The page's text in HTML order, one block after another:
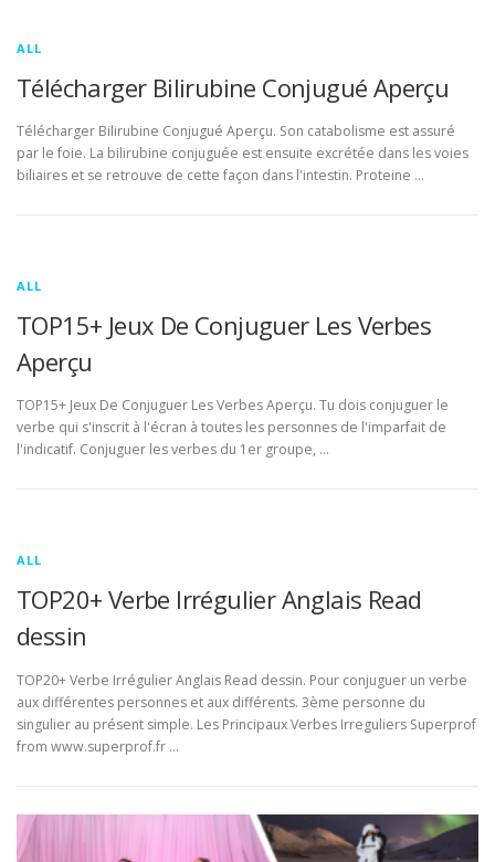
ALL
Télécharger Bilirubine Conjugué Aperçu
Télécharger Bilirubine Conjugué Aperçu. Son catabolisme est assuré
par le foie. La bilirubine conjuguée est ensuite excrétée dans les voies
biliaires et se retrouve de cette façon dans l'intestin. Proteine …
ALL
TOP15+ Jeux De Conjuguer Les Verbes
Aperçu
TOP15+ Jeux De Conjuguer Les Verbes Aperçu. Tu dois conjuguer le
verbe qui s'inscrit à l'écran à toutes les personnes de l'imparfait de
l'indicatif. Conjuguer les verbes du 1er groupe, …
ALL
TOP20+ Verbe Irrégulier Anglais Read
dessin
TOP20+ Verbe Irrégulier Anglais Read dessin. Pour conjuguer un verbe
aux différentes personnes et aux différents. 3ème personne du
singulier au présent simple. Les Principaux Verbes Irreguliers Superprof
from www.superprof.fr …